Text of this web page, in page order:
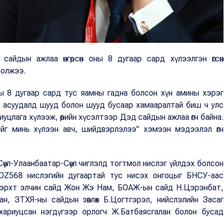
ажлаа өнгөрсөн оны 8 дугаар сард хүлээлгэн өгсөн
8 дугаар сард тус яамны гадна болсон хүн амины хэрэг
шууд болон шууд бусаар хамааралтай биш ч улс
хүлээж, өөрийн хүсэлтээр Дэд сайдын ажлаа өгч байна.
минь хүлээн авч, шийдвэрлэлээ" хэмээн мэдээлэл өгч
Улаанбаатар-Сөүл чиглэлд тогтмол нислэг үйлдэх болсон
OZ568 нислэгийн дугаартай тус нисэх онгоцыг БНСУ-аас
эрхт элчин сайд Жон Жэ Нам, БОАЖ-ын сайд Н.Цэрэнбат,
ЗТХЯ-ны сайдын зөвлөх Б.Цогтгэрэл, нийслэлийн Засаг
нэгдүгээр орлогч Ж.Батбаясгалан болон бусад